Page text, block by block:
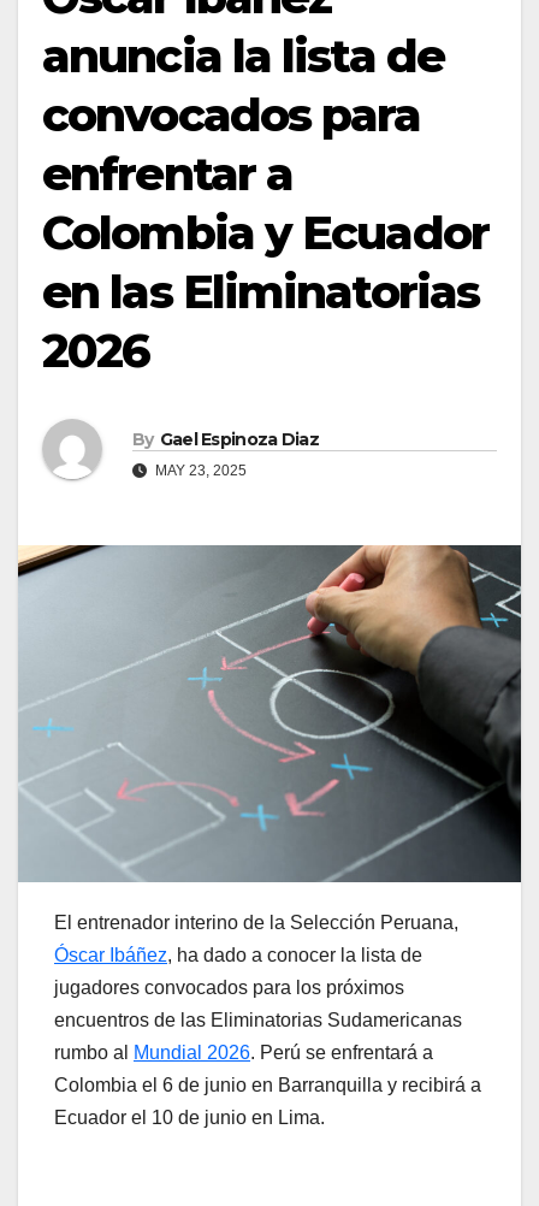
anuncia la lista de
convocados para
enfrentar a
Colombia y Ecuador
en las Eliminatorias
2026
By Gael Espinoza Diaz
MAY 23, 2025
El entrenador interino de la Selección Peruana,
Óscar Ibáñez, ha dado a conocer la lista de
jugadores convocados para los próximos
encuentros de las Eliminatorias Sudamericanas
rumbo al
Mundial 2026. Perú se enfrentará a
Colombia el 6 de junio en Barranquilla y recibirá a
Ecuador el 10 de junio en Lima.